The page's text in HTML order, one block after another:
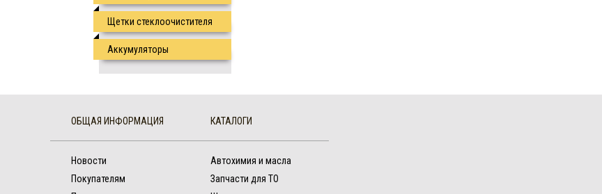
Щетки стеклоочистителя
Аккумуляторы
ОБЩАЯ ИНФОРМАЦИЯ
Новости
Покупателям
КАТАЛОГИ
Автохимия и масла
Запчасти для ТО